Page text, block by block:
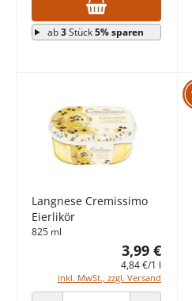
ab3Stück5% sparen
Langnese Cremissimo
Eierlikör
825 ml
3,99 €
4,84 €/1 l
inkl. MwSt., zzgl. Versand